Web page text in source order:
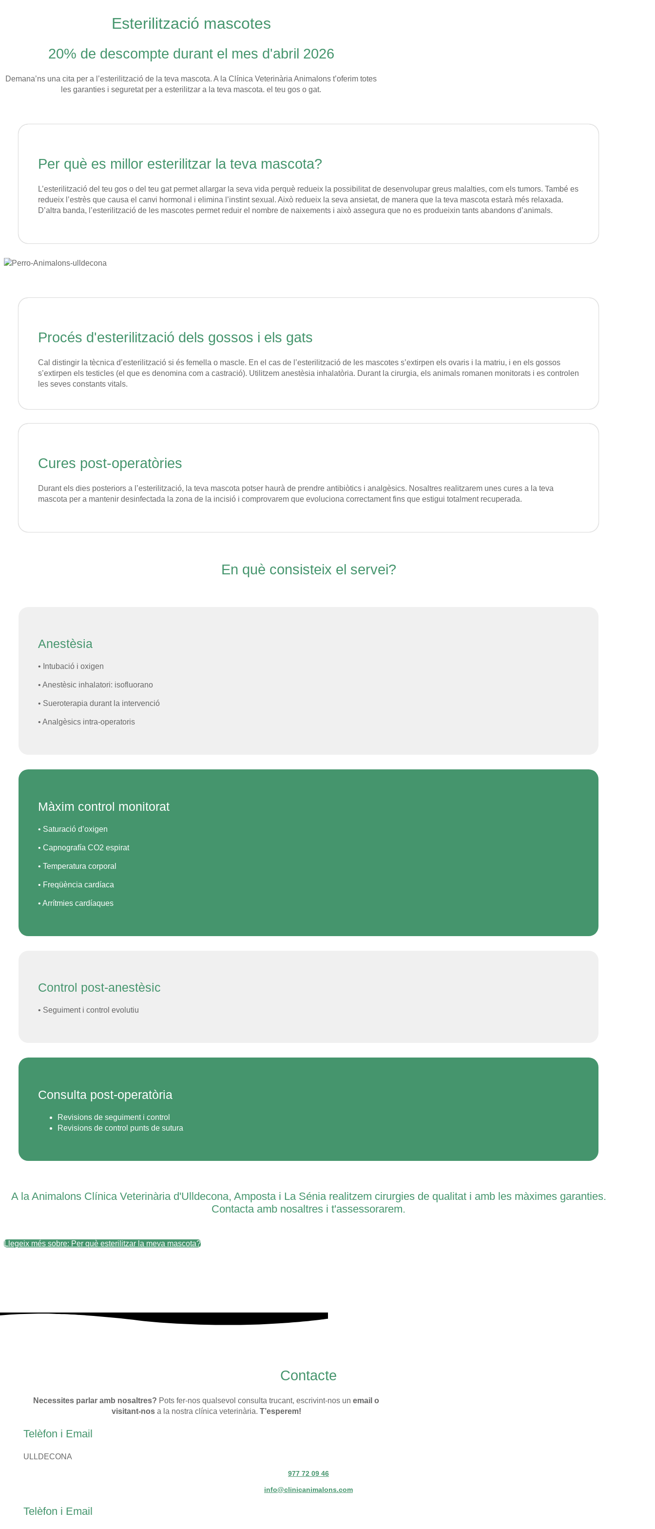
Esterilització mascotes
20% de descompte durant el mes d'abril 2026
Demana’ns una cita per a l’esterilització de la teva mascota. A la Clínica Veterinària Animalons t’oferim totes
les garanties i seguretat per a esterilitzar a la teva mascota. el teu gos o gat.
Per què es millor esterilitzar la teva mascota?
L’esterilització del teu gos o del teu gat permet allargar la seva vida perquè redueix la possibilitat de desenvolupar greus malalties, com els tumors. També es
redueix l’estrès que causa el canvi hormonal i elimina l’instint sexual. Això redueix la seva ansietat, de manera que la teva mascota estarà més relaxada.
D’altra banda, l’esterilització de les mascotes permet reduir el nombre de naixements i això assegura que no es produeixin tants abandons d’animals.
Procés d'esterilització dels gossos i els gats
Cal distingir la tècnica d’esterilització si és femella o mascle. En el cas de l’esterilització de les mascotes s’extirpen els ovaris i la matriu, i en els gossos
s’extirpen els testicles (el que es denomina com a castració). Utilitzem anestèsia inhalatòria. Durant la cirurgia, els animals romanen monitorats i es controlen
les seves constants vitals.
Cures post-operatòries
Durant els dies posteriors a l’esterilització, la teva mascota potser haurà de prendre antibiòtics i analgèsics. Nosaltres realitzarem unes cures a la teva
mascota per a mantenir desinfectada la zona de la incisió i comprovarem que evoluciona correctament fins que estigui totalment recuperada.
En què consisteix el servei?
Anestèsia
• Intubació i oxigen
• Anestèsic inhalatori: isofluorano
• Sueroterapia durant la intervenció
• Analgèsics intra-operatoris
Màxim control monitorat
• Saturació d’oxigen
• Capnografía CO2 espirat
• Temperatura corporal
• Freqüència cardíaca
• Arrítmies cardíaques
Control post-anestèsic
• Seguiment i control evolutiu
Consulta post-operatòria
Revisions de seguiment i control
Revisions de control punts de sutura
A la Animalons Clínica Veterinària d'Ulldecona, Amposta i La Sénia realitzem cirurgies de qualitat i amb les màximes garanties.
Contacta amb nosaltres i t'assessorarem.
Llegeix més sobre: Per què esterilitzar la meva mascota?
Contacte
Necessites parlar amb nosaltres? Pots fer-nos qualsevol consulta trucant, escrivint-nos un email o
visitant-nosa la nostra clínica veterinària. T’esperem!
Telèfon i Email
ULLDECONA
977 72 09 46
info@clinicanimalons.com
Telèfon i Email